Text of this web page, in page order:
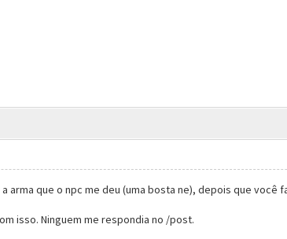
arma que o npc me deu (uma bosta ne), depois que você
isso. Ninguem me respondia no /post.